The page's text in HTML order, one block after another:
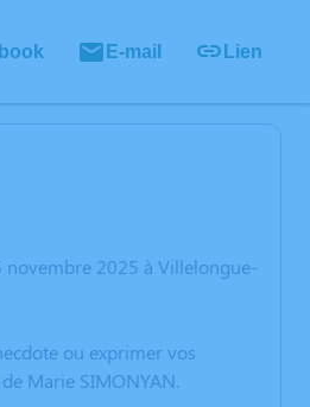
E-mail Lien
novembre 2025 à Villelongue-
ou exprimer vos
Marie SIMONYAN.